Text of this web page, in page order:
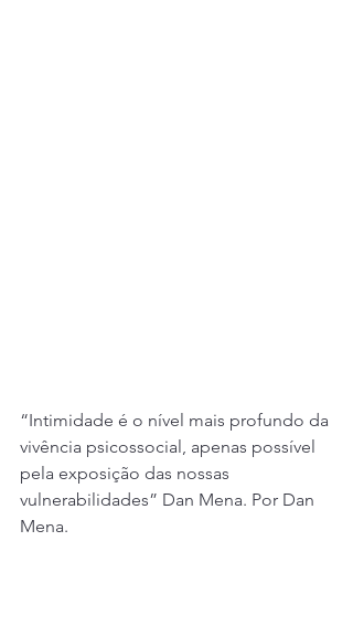
“Intimidade é o nível mais profundo da
vivência psicossocial, apenas possível
pela exposição das nossas
vulnerabilidades” Dan Mena. Por Dan
Mena.